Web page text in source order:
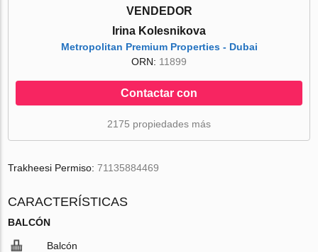
VENDEDOR
Irina Kolesnikova
Metropolitan Premium Properties - Dubai
ORN: 11899
Contactar con
2175 propiedades más
Trakheesi Permiso:71135884469
CARACTERÍSTICAS
BALCÓN
Balcón